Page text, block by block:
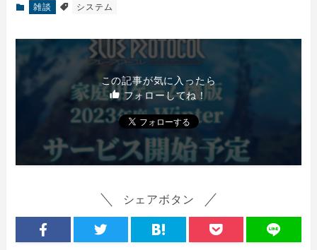
雑談 システム
この記事が気に入ったら
フォローしてね！
シェアボタン